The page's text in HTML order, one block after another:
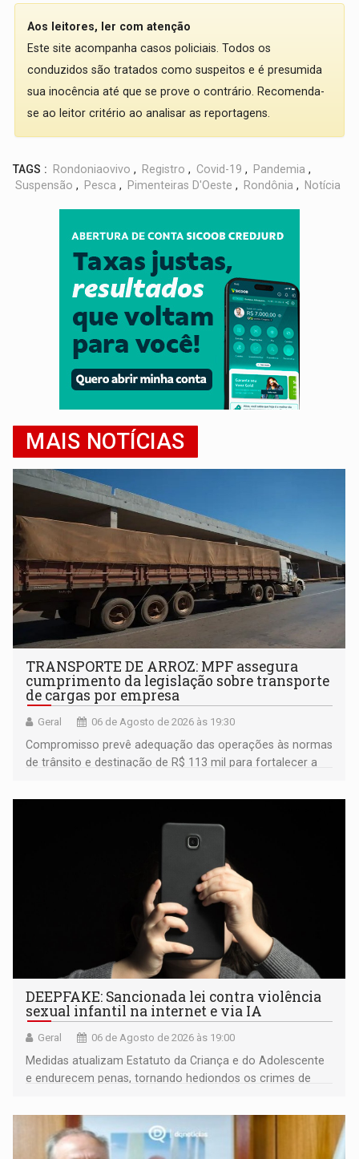
Aos leitores, ler com atenção
Este site acompanha casos policiais. Todos os
conduzidos são tratados como suspeitos e é presumida
sua inocência até que se prove o contrário. Recomenda-
se ao leitor critério ao analisar as reportagens.
TAGS : Rondoniaovivo , Registro , Covid-19 , Pandemia ,
Suspensão , Pesca , Pimenteiras D'Oeste , Rondônia , Notícia
MAIS NOTÍCIAS
TRANSPORTE DE ARROZ: MPF assegura
cumprimento da legislação sobre transporte
de cargas por empresa
Geral 06 de Agosto de 2026 às 19:30
Compromisso prevê adequação das operações às normas
de trânsito e destinação de R$ 113 mil para fortalecer a
DEEPFAKE: Sancionada lei contra violência
sexual infantil na internet e via IA
Geral 06 de Agosto de 2026 às 19:00
Medidas atualizam Estatuto da Criança e do Adolescente
e endurecem penas, tornando hediondos os crimes de